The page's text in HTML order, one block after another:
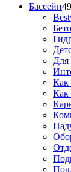
Бассейн
Для
Как
Как